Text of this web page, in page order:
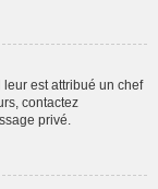
leur est attribué un chef
contactez
privé.